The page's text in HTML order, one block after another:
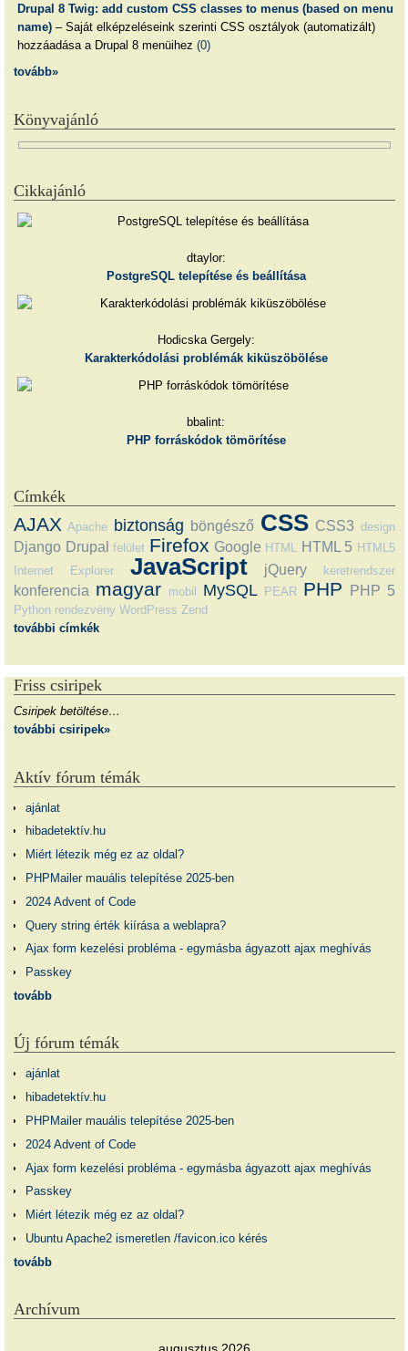
Drupal 8 Twig: add custom CSS classes to menus (based on menu
name)– Saját elképzeléseink szerinti CSS osztályok (automatizált)
hozzáadása a Drupal 8 menüihez (0)
tovább»
Könyvajánló
Cikkajánló
dtaylor:
PostgreSQL telepítése és beállítása
Hodicska Gergely:
Karakterkódolási problémák kiküszöbölése
bbalint:
PHP forráskódok tömörítése
Címkék
AJAX Apache biztonság böngésző CSS CSS3 design
Django Drupal felület Firefox Google HTML HTML 5 HTML5
Internet Explorer
JavaScript jQuery keretrendszer
konferencia magyar mobil MySQL PEAR PHP PHP 5
Python rendezvény WordPress Zend
további címkék
Friss csiripek
Csiripek betöltése…
további csiripek»
Aktív fórum témák
ajánlat
hibadetektív.hu
Miért létezik még ez az oldal?
PHPMailer mauális telepítése 2025-ben
2024 Advent of Code
Query string érték kiírása a weblapra?
Ajax form kezelési probléma - egymásba ágyazott ajax meghívás
Passkey
tovább
Új fórum témák
ajánlat
hibadetektív.hu
PHPMailer mauális telepítése 2025-ben
2024 Advent of Code
Ajax form kezelési probléma - egymásba ágyazott ajax meghívás
Passkey
Miért létezik még ez az oldal?
Ubuntu Apache2 ismeretlen /favicon.ico kérés
tovább
Archívum
augusztus 2026